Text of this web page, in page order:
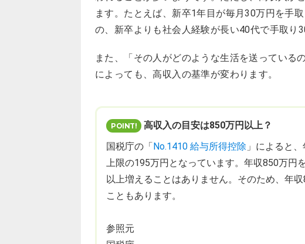
ます。たとえば、新卒1年目が毎月30万円を手
の、新卒よりも社会人経験が長い40代で手取り
また、「その人がどのような生活を送っている
によっても、高収入の基準が変わります。
高収入の目安は850万円以上？
国税庁の「No.1410 給与所得控除 」によると
上限の195万円となっています。年収850万円
以上増えることはありません。そのため、年
こともあります。
参照元